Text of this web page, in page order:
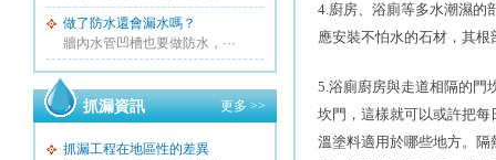
做了防水還會漏水嗎？
牆內水管凹槽也要做防水，···
更多 >>
抓漏資訊
抓漏工程在地區性的差異
4.廚房、浴廁等多水潮濕的
應安裝不怕水的石材，其
5.浴廁廚房與走道相隔的門
坎門，這樣就可以或許把
溫塗料適用於哪些地方。